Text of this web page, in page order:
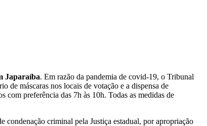
Japaraíba. Em razão da pandemia de covid-19, o Tribunal
de máscaras nos locais de votação e a dispensa de
com preferência das 7h às 10h. Todas as medidas de
criminal pela Justiça estadual, por apropriação